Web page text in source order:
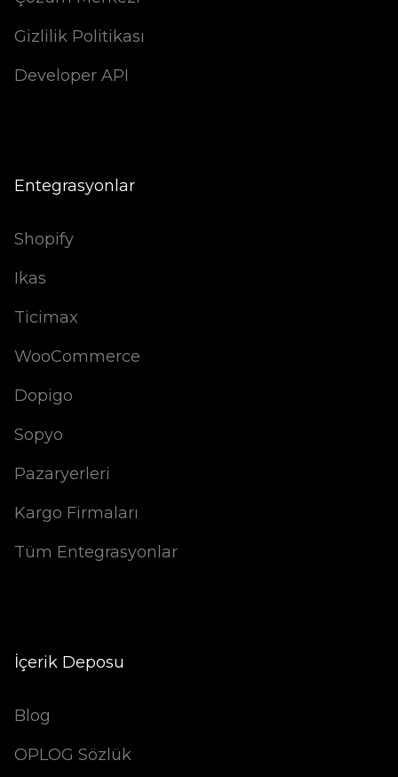
Gizlilik Politikası
Developer API
Entegrasyonlar
Shopify
Ikas
Ticimax
WooCommerce
Dopigo
Sopyo
Pazaryerleri
Kargo Firmaları
Tüm Entegrasyonlar
İçerik Deposu
Blog
OPLOG Sözlük